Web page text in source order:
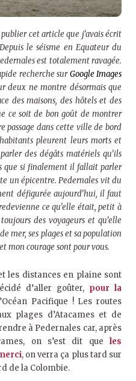
cet article que j’avais écrit
le séisme en Equateur du
est totalement ravagée.
recherche surGoogle Images
deux ne montre désormais que
des maisons, des hôtels et des
ce soit de bon goût de montrer
passage dans cette ville de bord
pleurent leurs morts et
des dégâts matériels qu’ils
que si finalement il fallait parler
un épicentre. Pedernales vit du
défigurée aujourd’hui, il faut
ce qu’elle était, petit à
des voyageurs et qu’elle
mer, ses plages et sa population
mon courage sont pour vous.
les distances en plaine sont
d’aller goûter, pour la
Pacifique ! Les routes
plages d’Atacames et de
à Pedernales car, après
on s’est dit que les
, on verra ça plus tard sur
de la Colombie.